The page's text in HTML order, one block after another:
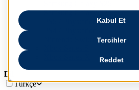
Samsung Galaxy S25 Ultra
PS5 / Playstation 5
Dil
Türkçe